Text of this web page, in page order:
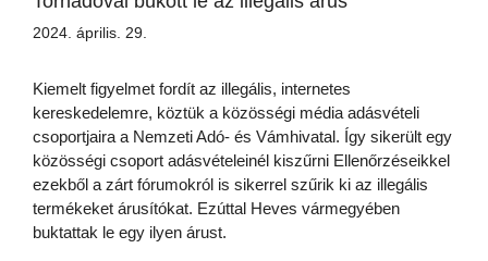
2024. április. 29.
Kiemelt figyelmet fordít az illegális, internetes
kereskedelemre, köztük a közösségi média adásvételi
csoportjaira a Nemzeti Adó- és Vámhivatal. Így sikerült egy
közösségi csoport adásvételeinél kiszűrni Ellenőrzéseikkel
ezekből a zárt fórumokról is sikerrel szűrik ki az illegális
termékeket árusítókat. Ezúttal Heves vármegyében
buktattak le egy ilyen árust.